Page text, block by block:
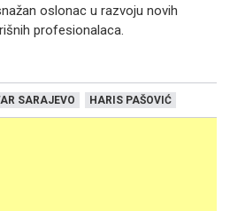
oslonac u razvoju novih
profesionalaca.
SARAJEVO HARIS PAŠOVIĆ